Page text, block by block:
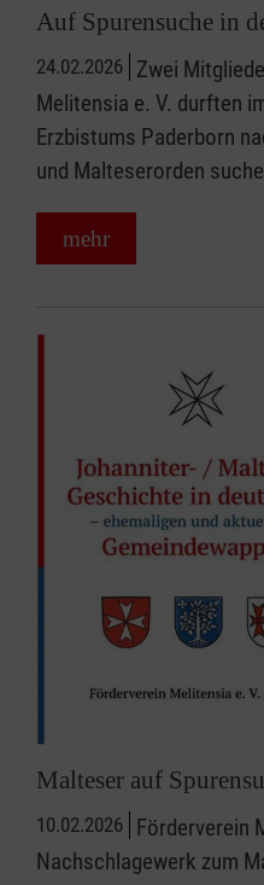
Auf Spurensuche in
24.02.2026 Zwei
Melitensia e. V. durften
Erzbistums Paderborn
und Malteserorden
mehr
Malteser auf
10.02.2026 Förderverein
Nachschlagewerk zum